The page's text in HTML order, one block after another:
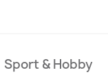
Sport & Hobby